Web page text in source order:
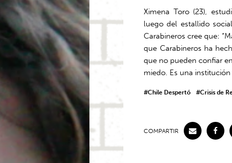
Ximena Toro (23),
luego del estallido
Carabineros cree que:
que Carabineros ha
que no pueden confiar
miedo. Es una
#Chile Despertó #Crisis de
COMPARTIR